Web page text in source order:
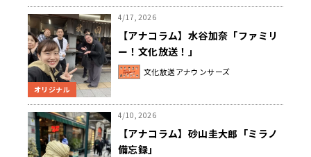
オリジナル
4/17, 2026
【アナコラム】水谷加奈「ファミリ
ー！文化放送！」
文化放送アナウンサーズ
4/10, 2026
【アナコラム】砂山圭大郎「ミラノ
備忘録」